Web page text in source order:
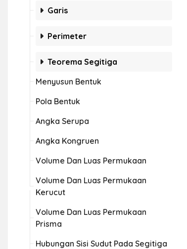
Garis
Perimeter
Teorema Segitiga
Menyusun Bentuk
Pola Bentuk
Angka Serupa
Angka Kongruen
Volume Dan Luas Permukaan
Volume Dan Luas Permukaan
Kerucut
Volume Dan Luas Permukaan
Prisma
Hubungan Sisi Sudut Pada Segitiga